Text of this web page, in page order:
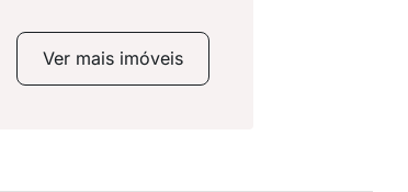
Ver mais imóveis